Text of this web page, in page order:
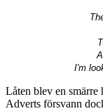
I'm
Låten blev en smärre
Adverts försvann